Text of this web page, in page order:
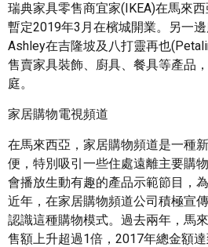
瑞典家具零售商宜家(IKEA)在馬來
暫定2019年3月在檳城開業。另一
Ashley在吉隆坡及八打靈再也
售賣家具裝飾、廚具、餐具等產品
庭。
家居購物電視頻道
在馬來西亞，家居購物頻道是一種
便，特別吸引一些住處遠離主要購
會播放生動有趣的產品示範節目，
近年，在家居購物頻道公司積極宣
認識這種購物模式。過去兩年，馬
售額上升超過1倍，2017年總金額